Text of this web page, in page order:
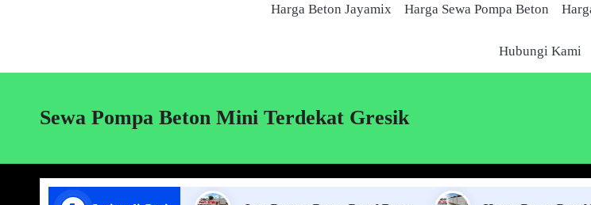
Harga Beton Jayamix Harga Sewa Pompa Beton
Hubungi Kami
Sewa Pompa Beton Mini Terdekat Gresik